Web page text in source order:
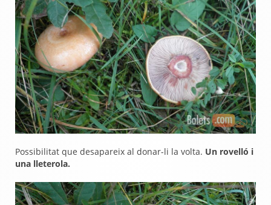
Possibilitat que desapareix al donar-li la volta. Un rovelló i
una lleterola.